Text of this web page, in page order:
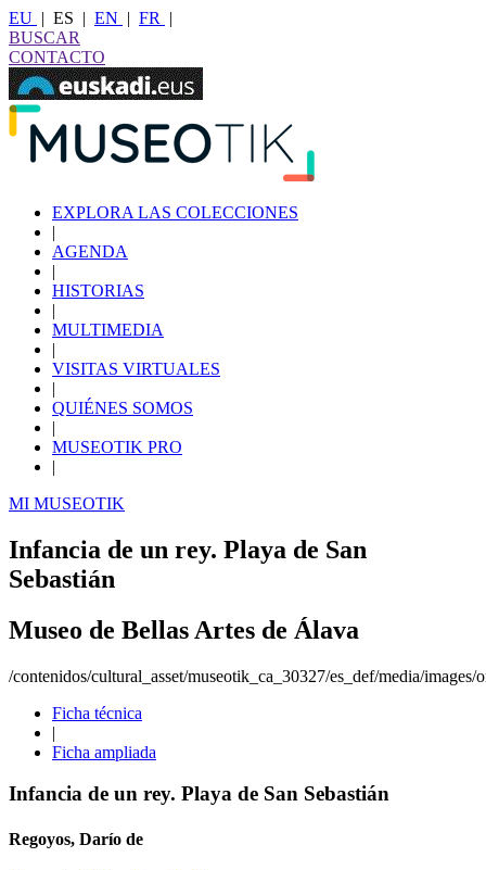
EU | ES | EN | FR
|
BUSCAR
CONTACTO
EXPLORA LAS COLECCIONES
|
AGENDA
|
HISTORIAS
|
MULTIMEDIA
|
VISITAS VIRTUALES
|
QUIÉNES SOMOS
|
MUSEOTIK PRO
|
MI MUSEOTIK
Infancia de un rey. Playa de San
Sebastián
Museo de Bellas Artes de Álava
/contenidos/cultural_asset/museotik_ca_30327/es_def/media/images/
Ficha técnica
|
Ficha ampliada
Infancia de un rey. Playa de San Sebastián
Regoyos, Darío de